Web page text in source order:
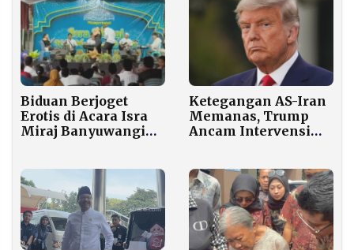
Biduan Berjoget
Erotis di Acara Isra
Miraj Banyuwangi
Tegas
Ketegangan AS-Iran
Memanas, Trump
Ancam Intervensi